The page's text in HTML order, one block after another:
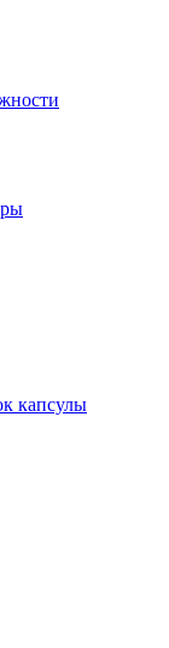
капсулы